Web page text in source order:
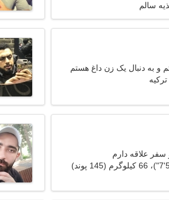
سالم
و به دنبال یک زن داغ هستم
علاقه دارم